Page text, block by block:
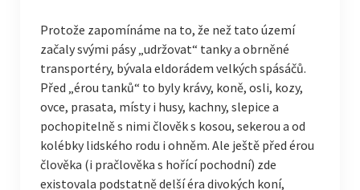
Protože zapomínáme na to, že než tato území
začaly svými pásy „udržovat“ tanky a obrněné
transportéry, bývala eldorádem velkých spásáčů.
Před „érou tanků“ to byly krávy, koně, osli, kozy,
ovce, prasata, místy i husy, kachny, slepice a
pochopitelně s nimi člověk s kosou, sekerou a od
kolébky lidského rodu i ohněm. Ale ještě před érou
člověka (i pračlověka s hořící pochodní) zde
existovala podstatně delší éra divokých koní,